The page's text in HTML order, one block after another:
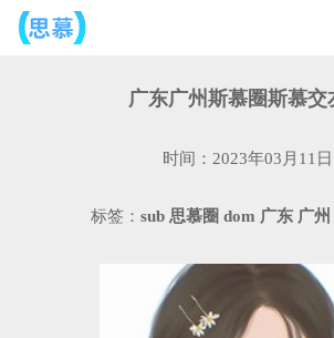
广东广州斯慕圈斯慕交
时间：2023年03月11日
标签： sub 思慕圈 dom 广东 广州